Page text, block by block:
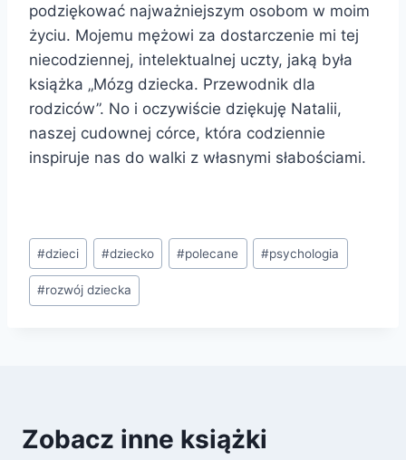
podziękować najważniejszym osobom w moim
życiu. Mojemu mężowi za dostarczenie mi tej
niecodziennej, intelektualnej uczty, jaką była
książka „Mózg dziecka. Przewodnik dla
rodziców”. No i oczywiście dziękuję Natalii,
naszej cudownej córce, która codziennie
inspiruje nas do walki z własnymi słabościami.
Tagi
wpisu:
#dzieci #dziecko #polecane #psychologia
#rozwój dziecka
Zobacz inne książki